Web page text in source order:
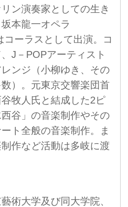
ン演奏家としての生き
本龍一オペラ
コーラスとして出演。コ
J－POPアーティスト
ンジ（小柳ゆき、その
）。元東京交響楽団首
牧人氏と結成した2ピ
谷」の音楽制作やその
ト全般の音楽制作。ま
作など活動は多岐に渡
術大学及び同大学院、